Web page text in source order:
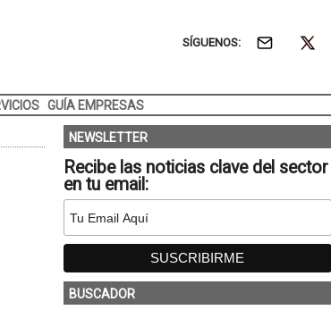
SÍGUENOS:
GUÍA EMPRESAS
NEWSLETTER
Recibe las noticias clave del sector
en tu email:
BUSCADOR